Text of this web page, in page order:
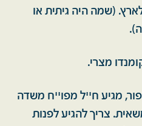
(שמה היה גיתית או
מצרי.
מוצאי כיפור, מגיע חײל מפוײח משדה
צריך להגיע לפנות